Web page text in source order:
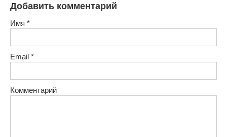
Добавить комментарий
Имя *
Email *
Комментарий